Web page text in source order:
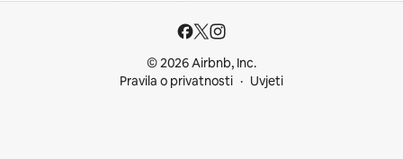
© 2026 Airbnb, Inc.
Pravila o privatnosti
Uvjeti